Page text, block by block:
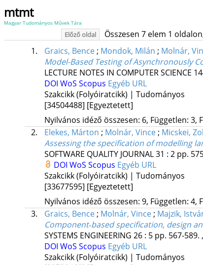
mtmt
Magyar Tudományos Művek Tára
Előző oldal Összesen 7 elem 1
1. Graics, Bence; Mondok, Milán ; Molnár,
Model-Based Testing of Asynchronously
LECTURE NOTES IN COMPUTER SCIENCE
DOI WoS Scopus Egyéb URL
Szakcikk (Folyóiratcikk) | Tudományos
[34504488] [Egyeztetett]
Nyilvános idéző összesen: 6, Független: 3,
2.
Elekes, Márton ; Molnár, Vince; Micskei,
Assessing the specification of modelling
SOFTWARE QUALITY JOURNAL31 : 2 pp.
DOI WoS Scopus Egyéb URL
Szakcikk (Folyóiratcikk) | Tudományos
[33677595] [Egyeztetett]
Nyilvános idéző összesen: 9, Független: 4,
3.
Graics, Bence; Molnár, Vince; Majzik,
Component‐based specification, design
SYSTEMS ENGINEERING 26: 5 pp. 567-589.
DOI WoS Scopus Egyéb URL
Szakcikk (Folyóiratcikk) | Tudományos